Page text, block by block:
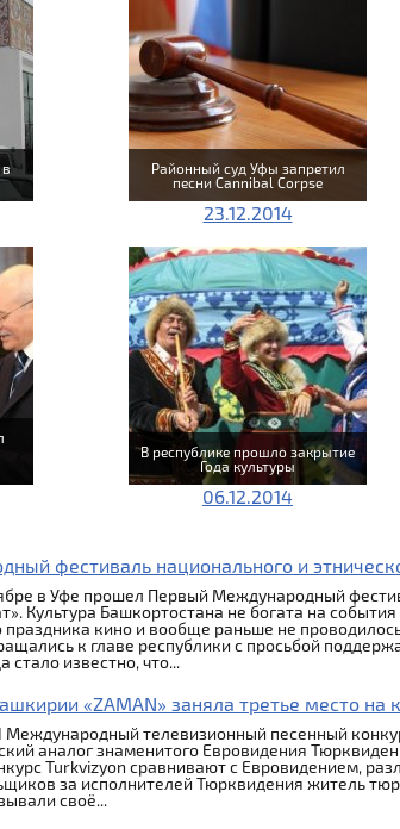
Районный суд Уфы запретил
песни Cannibal Corpse
23.12.2014
В республике прошло закрытие
Года культуры
06.12.2014
фестиваль национального и
в Уфе прошел Первый Международный
Культура Башкортостана не богата на
праздника кино и вообще раньше не
к главе республики с просьбой
стало известно, что...
«ZAMAN» заняла третье место
Международный телевизионный песенный
аналог знаменитого Евровидения
Turkvizyon сравнивают с Евровидением,
за исполнителей Тюрквидения житель
своё...